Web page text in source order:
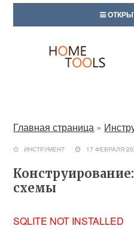
Главная страница »
ИНСТРУМЕНТ 17 ФЕВРАЛЯ
схемы
SQLITE NOT INSTALLED